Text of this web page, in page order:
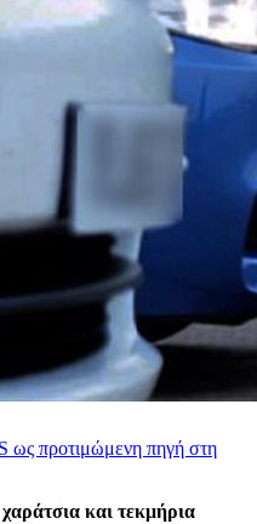
προτιμώμενη πηγή στη
και τεκμήρια